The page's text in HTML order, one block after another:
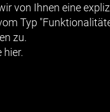
von Ihnen eine
Typ
zu.
hier.